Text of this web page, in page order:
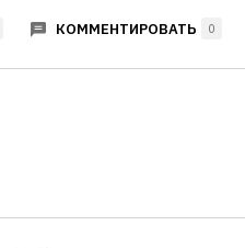
КОММЕНТИРОВАТЬ 0